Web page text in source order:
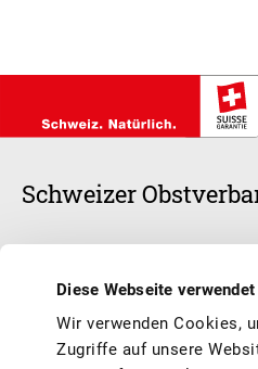
Diese Webseite
Wir verwenden Cookies,
Zugriffe auf unsere
Schweizer
Vermarktung, Werbung, Qualität,